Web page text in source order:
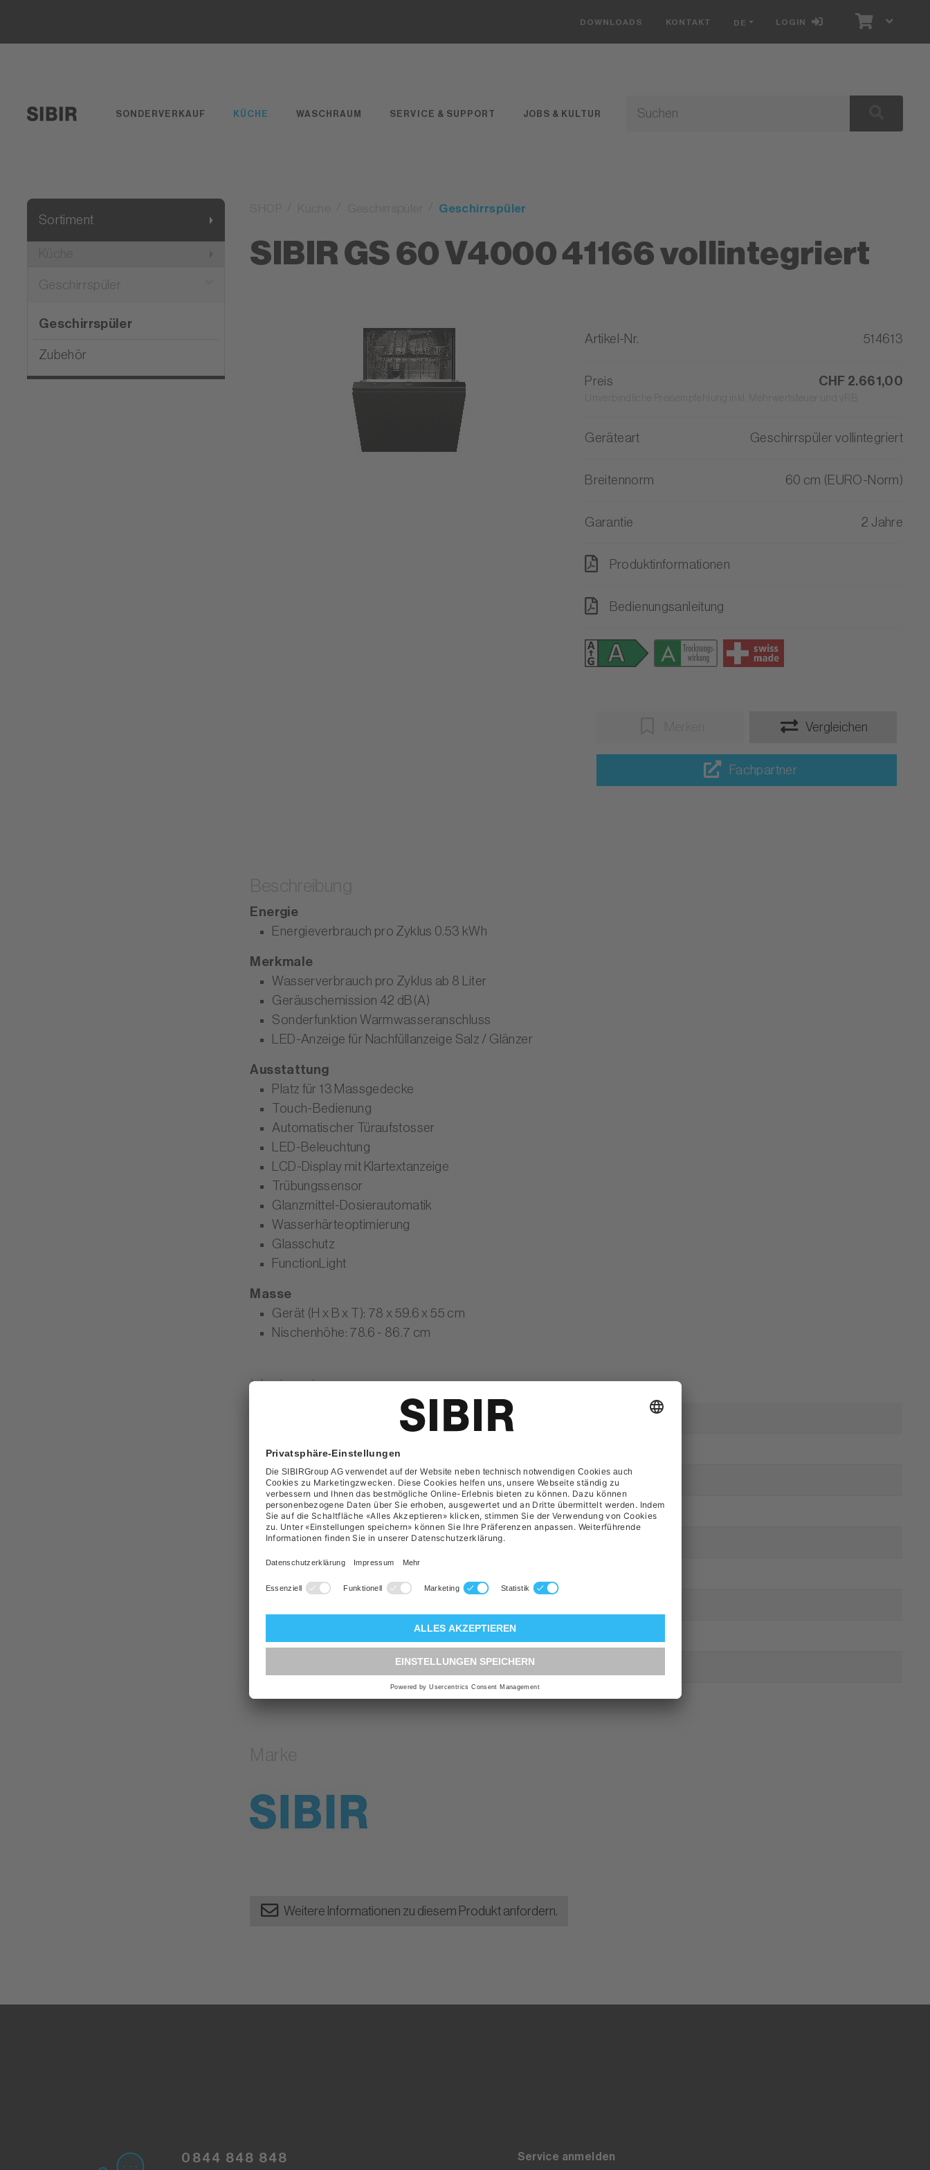
DOWNLOADS KONTAKT DE LOGIN
SONDERVERKAUF KÜCHE WASCHRAUM SERVICE & SUPPORT JOBS & KULTUR
Sortiment
Geschirrspüler
Geschirrspüler
Zubehör
Geschirrspüler
SIBIR GS 60 V4000 41166 vollintegriert
Artikel-Nr. 514613
Preis CHF 2.661,00
Geräteart Geschirrspüler vollintegriert
Breitennorm 60 cm (EURO-Norm)
Garantie 2 Jahre
Produktinformationen
Bedienungsanleitung
Vergleichen
Fachpartner
Energie
Energieverbrauch pro Zyklus 0.53 kWh
Merkmale
Wasserverbrauch pro Zyklus ab 8 Liter
Geräuschemission 42 dB(A)
Sonderfunktion Warmwasseranschluss
LED-Anzeige für Nachfüllanzeige Salz / Glänzer
Ausstattung
Platz für 13 Massgedecke
Touch-Bedienung
Automatischer Türaufstosser
LED-Beleuchtung
LCD-Display mit Klartextanzeige
Trübungssensor
Glanzmittel-Dosierautomatik
Wasserhärteoptimierung
Glasschutz
FunctionLight
Masse
Gerät (H x B x T): 78 x 59.6 x 55 cm
Nischenhöhe: 78.6 - 86.7 cm
Merkmale
Geschirrspüler vollintegriert
Breitennorm:
Energieeffizienzklasse: Energieklasse A
Geräuschpegel: 42 Dezibel (dB)
Massgedecke: 13 Massgedecke
ja
2 Jahre
Weitere Informationen zu diesem Produkt anfordern.
0844 848 848
Service anmelden